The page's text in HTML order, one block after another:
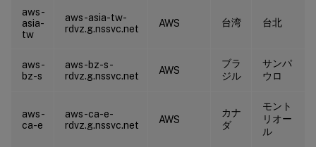
aws-
asia-
tw
aws-asia-tw-
rdvz.g.nssvc.net
AWS 台湾 台北
aws-
bz-s
aws-bz-s-
rdvz.g.nssvc.net
AWS
ブラ
ジル
サンパ
ウロ
aws-
ca-e
aws-ca-e-
rdvz.g.nssvc.net
AWS
カナ
ダ
モント
リオー
ル